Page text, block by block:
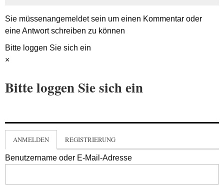
Sie müssenangemeldetsein um einen Kommentar oder
eine Antwort schreiben zu können
Bitte loggen Sie sich ein
×
Bitte loggen Sie sich ein
ANMELDEN REGISTRIERUNG
Benutzername oder E-Mail-Adresse